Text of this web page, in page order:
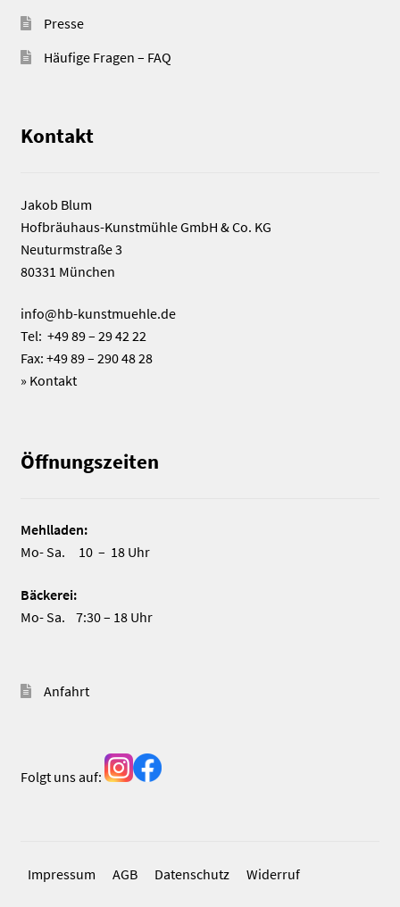
Presse
Häufige Fragen – FAQ
Kontakt
Jakob Blum
Hofbräuhaus-Kunstmühle GmbH & Co. KG
Neuturmstraße 3
80331 München
info@hb-kunstmuehle.de
Tel: +49 89 – 29 42 22
Fax: +49 89 – 290 48 28
» Kontakt
Öffnungszeiten
Mehlladen:
Mo- Sa. 10 – 18 Uhr
Bäckerei:
Mo- Sa. 7:30 – 18 Uhr
Anfahrt
Folgt uns auf:
Impressum AGB Datenschutz Widerruf